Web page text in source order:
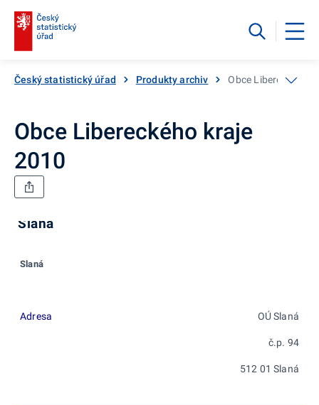
Český statistický úřad Produkty archiv Obce Libereckého
Obce Libereckého kraje
2010
Slaná
Slaná
Adresa OÚ Slaná
č.p. 94
512 01 Slaná